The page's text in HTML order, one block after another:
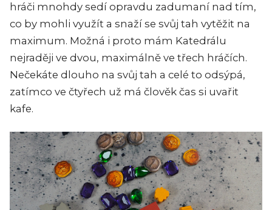
hráči mnohdy sedí opravdu zadumaní nad tím,
co by mohli využít a snaží se svůj tah vytěžit na
maximum. Možná i proto mám Katedrálu
nejraději ve dvou, maximálně ve třech hráčích.
Nečekáte dlouho na svůj tah a celé to odsýpá,
zatímco ve čtyřech už má člověk čas si uvařit
kafe.